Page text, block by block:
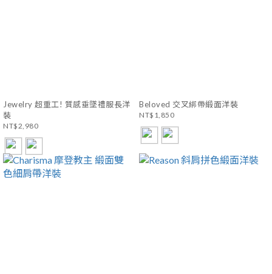
Jewelry 超重工! 質感垂墜禮服長洋
裝
NT$2,980
Beloved 交叉綁帶緞面洋裝
NT$1,850